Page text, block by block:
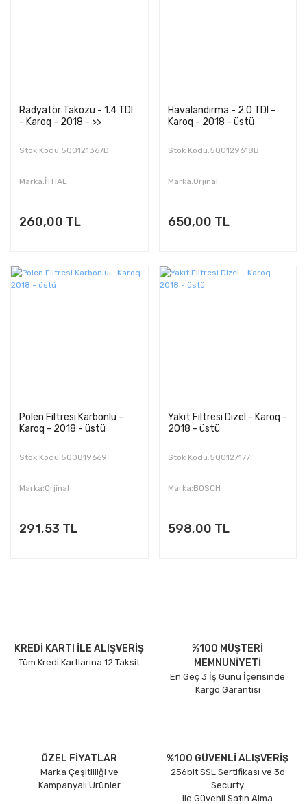
Radyatör Takozu - 1.4 TDI
- Karoq - 2018 - >>
Stok Kodu:5Q0121367D
Marka:İTHAL
260,00 TL
Havalandırma - 2.0 TDI -
Karoq - 2018 - üstü
Stok Kodu:5Q0129618B
Marka:Orjinal
650,00 TL
Polen Filtresi Karbonlu -
Karoq - 2018 - üstü
Stok Kodu:5Q0819669
Marka:Orjinal
291,53 TL
Yakıt Filtresi Dizel - Karoq -
2018 - üstü
Stok Kodu:5Q0127177
Marka:BOSCH
598,00 TL
KREDİ KARTI İLE ALIŞVERİŞ
Tüm Kredi Kartlarına 12 Taksit
%100 MÜŞTERİ
MEMNUNİYETİ
En Geç 3 İş Günü İçerisinde
Kargo Garantisi
ÖZEL FİYATLAR
Marka Çeşitliliği ve
Kampanyalı Ürünler
%100 GÜVENLİ ALIŞVERİŞ
256bit SSL Sertifikası ve 3d
Securty
ile Güvenli Satın Alma